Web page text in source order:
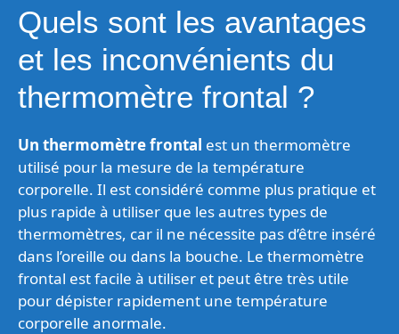
Quels sont les avantages
et les inconvénients du
thermomètre frontal ?
Un thermomètre frontal est un thermomètre
utilisé pour la mesure de la température
corporelle. Il est considéré comme plus pratique et
plus rapide à utiliser que les autres types de
thermomètres, car il ne nécessite pas d’être inséré
dans l’oreille ou dans la bouche. Le thermomètre
frontal est facile à utiliser et peut être très utile
pour dépister rapidement une température
corporelle anormale.